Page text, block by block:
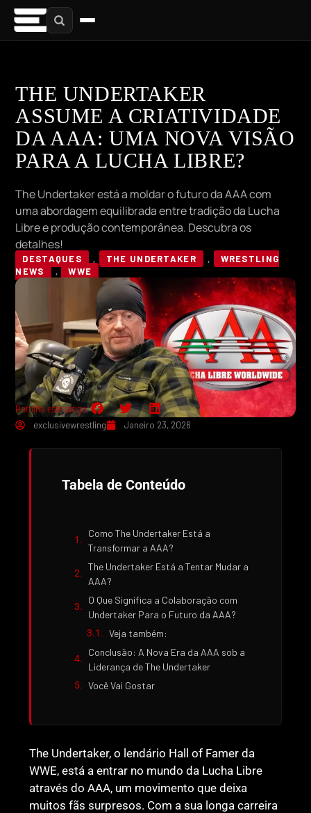
THE UNDERTAKER
ASSUME A CRIATIVIDADE
DA AAA: UMA NOVA VISÃO
PARA A LUCHA LIBRE?
The Undertaker está a moldar o futuro da AAA com
uma abordagem equilibrada entre tradição da Lucha
Libre e produção contemporânea. Descubra os
detalhes!
DESTAQUES , THE UNDERTAKER ,
WRESTLING
NEWS
, WWE
Partilha este artigo:
exclusivewrestling
Janeiro 23, 2026
Tabela de Conteúdo
Como The Undertaker Está a
Transformar a AAA?
The Undertaker Está a Tentar Mudar a
AAA?
O Que Significa a Colaboração com
Undertaker Para o Futuro da AAA?
Veja também:
Conclusão: A Nova Era da AAA sob a
Liderança de The Undertaker
Você Vai Gostar
The Undertaker, o lendário Hall of Famer da
WWE, está a entrar no mundo da Lucha Libre
através do AAA, um movimento que deixa
muitos fãs surpresos. Com a sua longa carreira